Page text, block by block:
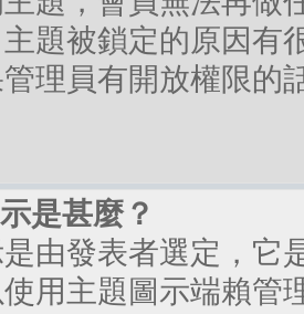
題被鎖定的原因有
理員有開放權限的
是甚麼？
由發表者選定，它
用主題圖示端賴管